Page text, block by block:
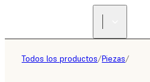
Todos los productos/Piezas/